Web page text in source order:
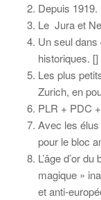
Depuis 1919.
Le Jura et
Un seul
historiques. []
Les plus
Zurich, en
PLR + PDC
Avec les
pour le bloc
L’âge d’or
magique »
et anti-